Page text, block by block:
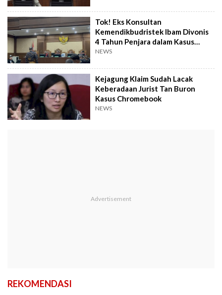
Tok! Eks Konsultan
Kemendikbudristek Ibam Divonis
4 Tahun Penjara dalam Kasus
Chromebook
NEWS
Kejagung Klaim Sudah Lacak
Keberadaan Jurist Tan Buron
Kasus Chromebook
NEWS
REKOMENDASI